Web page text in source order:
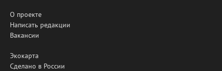
О проекте
Написать редакции
Вакансии
Экокарта
Сделано в России